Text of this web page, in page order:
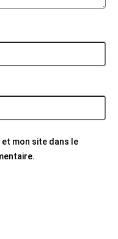
mon site dans le